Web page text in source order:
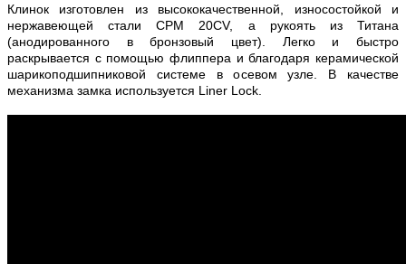
Клинок изготовлен из высококачественной, износостойкой и
нержавеющей стали CPM 20CV, а рукоять из Титана
(анодированного в бронзовый цвет). Легко и быстро
раскрывается с помощью флиппера и благодаря керамической
шарикоподшипниковой системе в осевом узле. В качестве
механизма замка используется Liner Lock.